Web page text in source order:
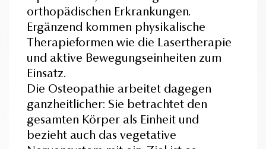
orthopädischen Erkrankungen.
Ergänzend kommen physikalische
Therapieformen wie die Lasertherapie
und aktive Bewegungseinheiten zum
Einsatz.
Die Osteopathie arbeitet dagegen
ganzheitlicher: Sie betrachtet den
gesamten Körper als Einheit und
bezieht auch das vegetative